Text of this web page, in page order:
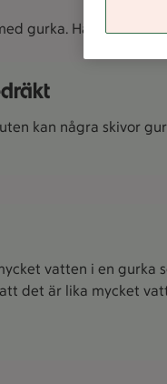
gurka. Här är några
kan några skivor
vatten i en gurka
det är lika mycket